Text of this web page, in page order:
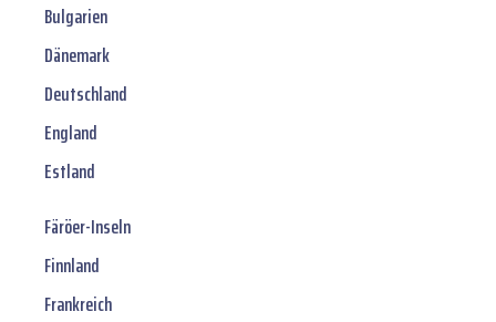
Bulgarien
Dänemark
Deutschland
England
Estland
Färöer-Inseln
Finnland
Frankreich